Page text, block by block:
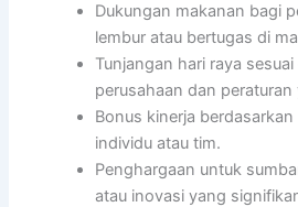
Dukungan makanan bagi
lembur atau bertugas di
Tunjangan hari raya
perusahaan dan peraturan
Bonus kinerja
individu atau tim.
Penghargaan untuk
atau inovasi yang